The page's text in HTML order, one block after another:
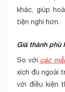
khác, giúp
tiện nghi hơn.
Giá thành phù
So với các
xích đu ngoài
với điều kiện